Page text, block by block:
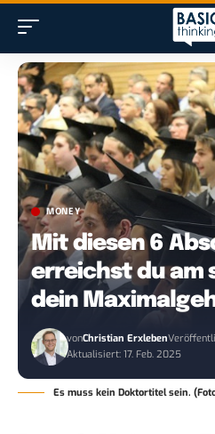
MONEY
Mit diesen 6
erreichst du am
dein
vonChristian Erxleben
Aktualisiert: 17. Feb. 2025
Es muss kein Doktortitel sein.